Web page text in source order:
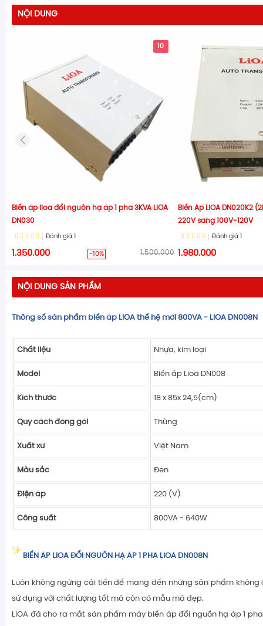
NỘI DUNG
10
Biến áp lioa đổi nguồn hạ áp 1 pha 3KVA LiOA
DN030
Đánh giá
1.350.000 -10% 1.500.000
Biến Áp LiOA DN020K2
220V sang 100V-120V
Đánh giá
1.980.000
NỘI DUNG SẢN PHẨM
Thông số sản phẩm biến áp LiOA thế hệ mới 800VA - LiOA DN008N
Chất liệu Nhựa, kim loại
Model Biến áp Lioa DN008
Kích thước 18 x 85x 24,5(cm)
Quy cách đóng gói Thùng
Xuất xứ Việt Nam
Màu sắc Đen
Điện áp 220 (V)
Công suất 800VA - 640W
BIẾN ÁP LIOA ĐỔI NGUỒN HẠ ÁP 1 PHA LiOA DN008N
Luôn không ngừng cải tiến để mang đến những sản phẩm
sử dụng với chất lượng tốt mà còn có mẫu mã đẹp.
LiOA đã cho ra mắt sản phẩm máy biến áp đổi nguồn hạ áp 1